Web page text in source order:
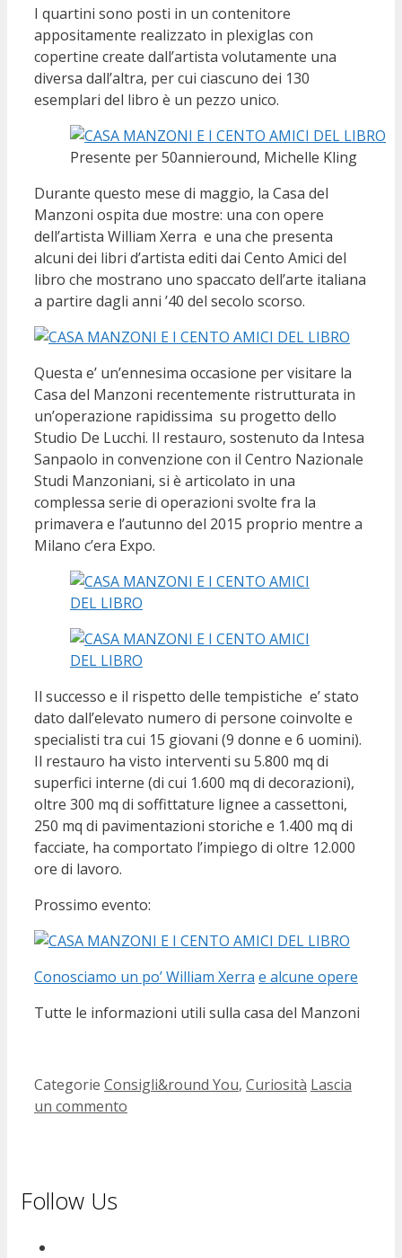
I quartini sono posti in un contenitore
appositamente realizzato in plexiglas con
copertine create dall’artista volutamente una
diversa dall’altra, per cui ciascuno dei 130
esemplari del libro è un pezzo unico.
Presente per 50annieround, Michelle Kling
Durante questo mese di maggio, la Casa del
Manzoni ospita due mostre: una con opere
dell’artista William Xerra e una che presenta
alcuni dei libri d’artista editi dai Cento Amici del
libro che mostrano uno spaccato dell’arte italiana
a partire dagli anni ’40 del secolo scorso.
Questa e’ un’ennesima occasione per visitare la
Casa del Manzoni recentemente ristrutturata in
un’operazione rapidissima su progetto dello
Studio De Lucchi. Il restauro, sostenuto da Intesa
Sanpaolo in convenzione con il Centro Nazionale
Studi Manzoniani, si è articolato in una
complessa serie di operazioni svolte fra la
primavera e l’autunno del 2015 proprio mentre a
Milano c’era Expo.
Il successo e il rispetto delle tempistiche e’ stato
dato dall’elevato numero di persone coinvolte e
specialisti tra cui 15 giovani (9 donne e 6 uomini).
Il restauro ha visto interventi su 5.800 mq di
superfici interne (di cui 1.600 mq di decorazioni),
oltre 300 mq di soffittature lignee a cassettoni,
250 mq di pavimentazioni storiche e 1.400 mq di
facciate, ha comportato l’impiego di oltre 12.000
ore di lavoro.
Prossimo evento:
Conosciamo un po’ William Xerra e alcune opere
Tutte le informazioni utili sulla casa del Manzoni
Categorie Consigli&round You, Curiosità Lascia
un commento
Follow Us